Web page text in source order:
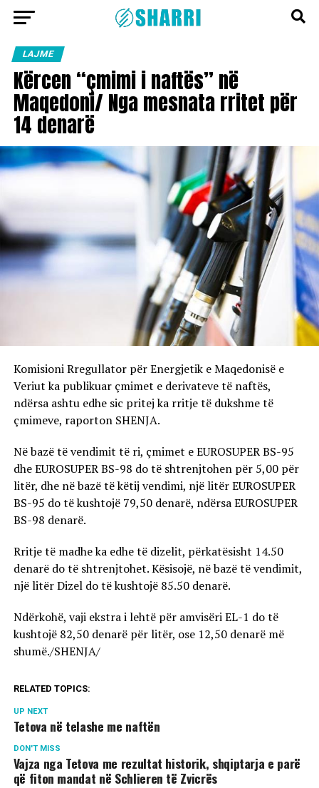
LAJME
Kërcen “çmimi i naftës” në
Maqedoni/ Nga mesnata rritet për
14 denarë
Komisioni Rregullator për Energjetik e Maqedonisë e
Veriut ka publikuar çmimet e derivateve të naftës,
ndërsa ashtu edhe sic pritej ka rritje të dukshme të
çmimeve, raporton SHENJA.
Në bazë të vendimit të ri, çmimet e EUROSUPER BS-95
dhe EUROSUPER BS-98 do të shtrenjtohen për 5,00 për
litër, dhe në bazë të këtij vendimi, një litër EUROSUPER
BS-95 do të kushtojë 79,50 denarë, ndërsa EUROSUPER
BS-98 denarë.
Rritje të madhe ka edhe të dizelit, përkatësisht 14.50
denarë do të shtrenjtohet. Kësisojë, në bazë të vendimit,
një litër Dizel do të kushtojë 85.50 denarë.
Ndërkohë, vaji ekstra i lehtë për amvisëri EL-1 do të
kushtojë 82,50 denarë për litër, ose 12,50 denarë më
shumë./SHENJA/
RELATED TOPICS:
UP NEXT
Tetova në telashe me naftën
DON'T MISS
Vajza nga Tetova me rezultat historik, shqiptarja e parë
që fiton mandat në Schlieren të Zvicrës